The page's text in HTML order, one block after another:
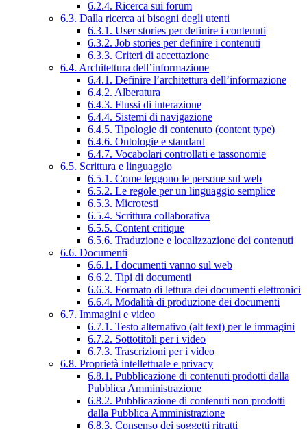
6.2.4. Ricerca sui forum
6.3. Dalla ricerca ai bisogni degli utenti
6.3.1. User stories per definire i contenuti
6.3.2. Job stories per definire i contenuti
6.3.3. Criteri di accettazione
6.4. Architettura dell’informazione
6.4.1. Definire l’architettura dell’informazione
6.4.2. Alberatura
6.4.3. Flussi di interazione
6.4.4. Sistemi di navigazione
6.4.5. Tipologie di contenuto (content type)
6.4.6. Ontologie e standard
6.4.7. Vocabolari controllati e tassonomie
6.5. Scrittura e linguaggio
6.5.1. Come leggono le persone sul web
6.5.2. Le regole per un linguaggio semplice
6.5.3. Microtesti
6.5.4. Scrittura collaborativa
6.5.5. Content critique
6.5.6. Traduzione e localizzazione dei contenuti
6.6. Documenti
6.6.1. I documenti vanno sul web
6.6.2. Tipi di documenti
6.6.3. Formato di lettura dei documenti elettronici
6.6.4. Modalità di produzione dei documenti
6.7. Immagini e video
6.7.1. Testo alternativo (alt text) per le immagini
6.7.2. Sottotitoli per i video
6.7.3. Trascrizioni per i video
6.8. Proprietà intellettuale e privacy
6.8.1. Pubblicazione di contenuti prodotti dalla
Pubblica Amministrazione
6.8.2. Pubblicazione di contenuti non prodotti
dalla Pubblica Amministrazione
6.8.3. Consenso dei soggetti ritratti